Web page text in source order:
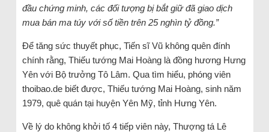
đầu chứng minh, các đối tượng bị bắt giữ đã giao dịch
mua bán ma túy với số tiền trên 25 nghìn tỷ đồng.”
Để tăng sức thuyết phục, Tiến sĩ Vũ không quên đính
chính rằng, Thiếu tướng Mai Hoàng là đồng hương Hưng
Yên với Bộ trưởng Tô Lâm. Qua tìm hiểu, phóng viên
thoibao.de biết được, Thiếu tướng Mai Hoàng, sinh năm
1979, quê quán tại huyện Yên Mỹ, tỉnh Hưng Yên.
Về lý do không khởi tố 4 tiếp viên này, Thượng tá Lê